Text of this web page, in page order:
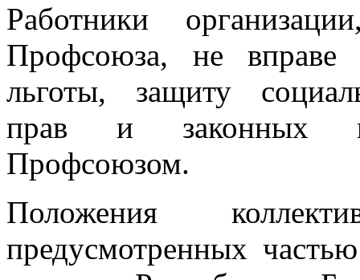
Работники
Профсоюза, не вправе
льготы, защиту
прав и законных
Профсоюзом.
Положения
предусмотренных